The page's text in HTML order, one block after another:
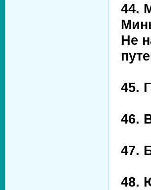
44.
Не
45.
46.
47.
48.